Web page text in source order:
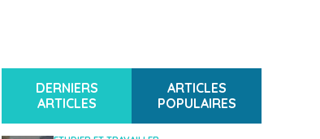
DERNIERS
ARTICLES
ARTICLES
POPULAIRES